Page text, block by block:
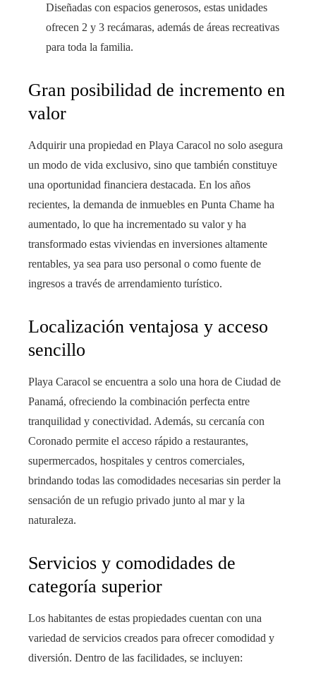
Diseñadas con espacios generosos, estas unidades
ofrecen 2 y 3 recámaras, además de áreas recreativas
para toda la familia.
Gran posibilidad de incremento en
valor
Adquirir una propiedad en Playa Caracol no solo asegura
un modo de vida exclusivo, sino que también constituye
una oportunidad financiera destacada. En los años
recientes, la demanda de inmuebles en Punta Chame ha
aumentado, lo que ha incrementado su valor y ha
transformado estas viviendas en inversiones altamente
rentables, ya sea para uso personal o como fuente de
ingresos a través de arrendamiento turístico.
Localización ventajosa y acceso
sencillo
Playa Caracol se encuentra a solo una hora de Ciudad de
Panamá, ofreciendo la combinación perfecta entre
tranquilidad y conectividad. Además, su cercanía con
Coronado permite el acceso rápido a restaurantes,
supermercados, hospitales y centros comerciales,
brindando todas las comodidades necesarias sin perder la
sensación de un refugio privado junto al mar y la
naturaleza.
Servicios y comodidades de
categoría superior
Los habitantes de estas propiedades cuentan con una
variedad de servicios creados para ofrecer comodidad y
diversión. Dentro de las facilidades, se incluyen: